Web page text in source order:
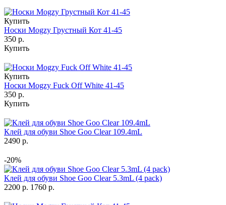
Купить
Носки Mogzy Грустный Кот 41-45
350 р.
Купить
Купить
Носки Mogzy Fuck Off White 41-45
350 р.
Купить
Клей для обуви Shoe Goo Clear 109.4mL
2490 р.
-20%
Клей для обуви Shoe Goo Clear 5.3mL (4 pack)
2200 р. 1760 р.